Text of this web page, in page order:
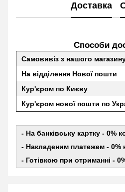
Доставка
Способи
Самовивіз з нашого
На відділення Нової пошти
Кур'єром по Києву
Кур'єром нової пошти по
- На банківську картку - 0%
- Накладеним платежем - 0%
- Готівкою при отриманні -